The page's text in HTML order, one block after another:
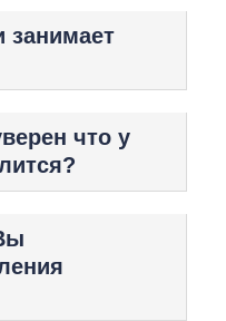
занимает
что у